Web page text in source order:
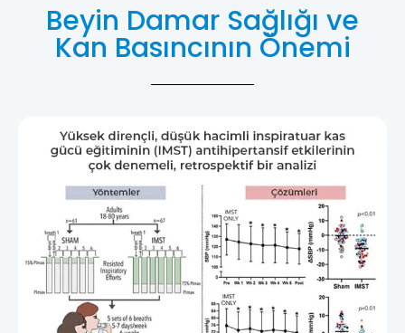
Beyin Damar Sağlığı ve
Kan Basıncının Önemi